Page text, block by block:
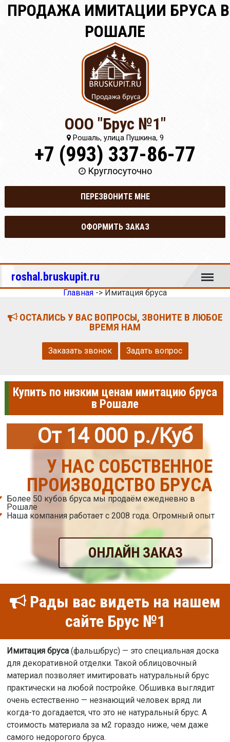
ПРОДАЖА ИМИТАЦИИ БРУСА В
РОШАЛЕ
ООО "Брус №1"
Рошаль, улица Пушкина, 9
+7 (993) 337-86-77
Круглосуточно
ПЕРЕЗВОНИТЕ МНЕ
ОФОРМИТЬ ЗАКАЗ
roshal.bruskupit.ru Меню
Главная -> Имитация бруса
ОСТАЛИСЬ У ВАС ВОПРОСЫ, ЗВОНИТЕ В ЛЮБОЕ
ВРЕМЯ НАМ
Заказать звонок Задать вопрос
Купить по низким ценам имитацию бруса
в Рошале
От 14 000 р./Куб
У НАС СОБСТВЕННОЕ
ПРОИЗВОДСТВО БРУСА
Более 50 кубов бруса мы продаём ежедневно в
Рошале
Наша компания работает с 2008 года. Огромный опыт
ОНЛАЙН ЗАКАЗ
Рады вас видеть на нашем
сайте Брус №1
Имитация бруса(фальшбрус) — это специальная доска
для декоративной отделки. Такой облицовочный
материал позволяет имитировать натуральный брус
практически на любой постройке. Обшивка выглядит
очень естественно — незнающий человек вряд ли
когда-то догадается, что это не натуральный брус. А
стоимость материала за м2 гораздо ниже, чем даже
самого недорогого бруса.